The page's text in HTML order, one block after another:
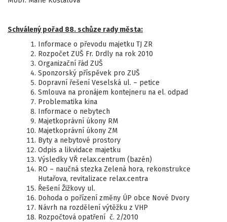
Schválený pořad 88. schůze rady města:
Informace o převodu majetku TJ ZR
Rozpočet ZUŠ Fr. Drdly na rok 2010
Organizační řád ZUŠ
Sponzorský příspěvek pro ZUŠ
Dopravní řešení Veselská ul. – petice
Smlouva na pronájem kontejneru na el. odpad
Problematika kina
Informace o nebytech
Majetkoprávní úkony RM
Majetkoprávní úkony ZM
Byty a nebytové prostory
Odpis a likvidace majetku
Výsledky VŘ relax.centrum (bazén)
RO – naučná stezka Zelená hora, rekonstrukce
Hutařova, revitalizace relax.centra
Řešení Žižkovy ul.
Dohoda o pořízení změny ÚP obce Nové Dvory
Návrh na rozdělení výtěžku z VHP
Rozpočtová opatření č. 2/2010